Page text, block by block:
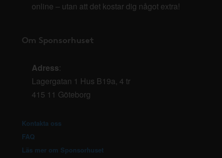
online – utan att det kostar dig något extra!
Om Sponsorhuset
Adress:
Lagergatan 1 Hus B19a, 4 tr
415 11 Göteborg
Kontakta oss
FAQ
Läs mer om Sponsorhuset